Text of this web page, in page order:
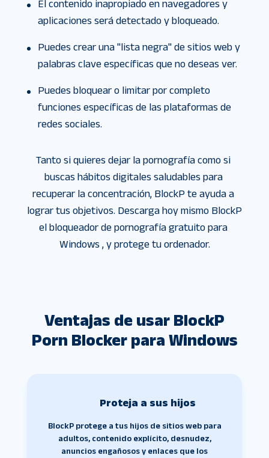
El contenido inapropiado en navegadores y
aplicaciones será detectado y bloqueado.
Puedes crear una "lista negra" de sitios web y
palabras clave específicas que no deseas ver.
Puedes bloquear o limitar por completo
funciones específicas de las plataformas de
redes sociales.
Tanto si quieres dejar la pornografía como si
buscas hábitos digitales saludables para
recuperar la concentración, BlockP te ayuda a
lograr tus objetivos. Descarga hoy mismo BlockP
el bloqueador de pornografía gratuito para
Windows , y protege tu ordenador.
Ventajas de usar BlockP
Porn Blocker para Windows
Proteja a sus hijos
BlockP protege a tus hijos de sitios web para
adultos, contenido explícito, desnudez,
anuncios engañosos y enlaces que los